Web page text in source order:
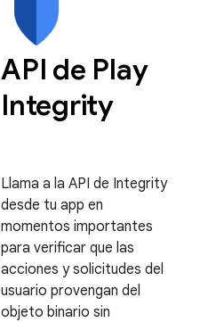
API de Play
Integrity
Llama a la API de Integrity
desde tu app en
momentos importantes
para verificar que las
acciones y solicitudes del
usuario provengan del
objeto binario sin